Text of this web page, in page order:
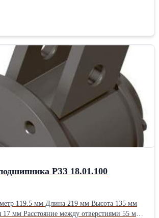
РЗЗ 18.01.100
119.5 мм Длина 219 мм Высота 135 мм
17 мм Расстояние между отверстиями 55 мм